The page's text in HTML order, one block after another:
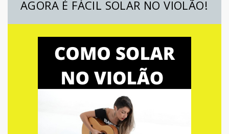
AGORA É FÁCIL SOLAR NO VIOLÃO!